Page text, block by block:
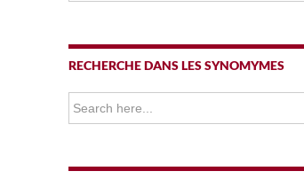
RECHERCHE DANS LES SYNOMYMES
Search
for: